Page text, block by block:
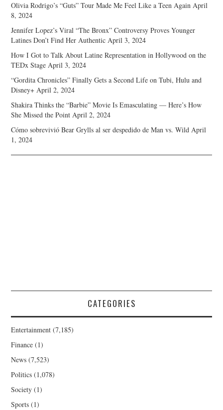
Olivia Rodrigo’s “Guts” Tour Made Me Feel Like a Teen Again April
8, 2024
Jennifer Lopez’s Viral “The Bronx” Controversy Proves Younger
Latines Don’t Find Her Authentic April 3, 2024
How I Got to Talk About Latine Representation in Hollywood on the
TEDx Stage April 3, 2024
“Gordita Chronicles” Finally Gets a Second Life on Tubi, Hulu and
Disney+ April 2, 2024
Shakira Thinks the “Barbie” Movie Is Emasculating — Here’s How
She Missed the Point April 2, 2024
Cómo sobrevivió Bear Grylls al ser despedido de Man vs. Wild April
1, 2024
CATEGORIES
Entertainment (7,185)
Finance (1)
News (7,523)
Politics (1,078)
Society (1)
Sports (1)